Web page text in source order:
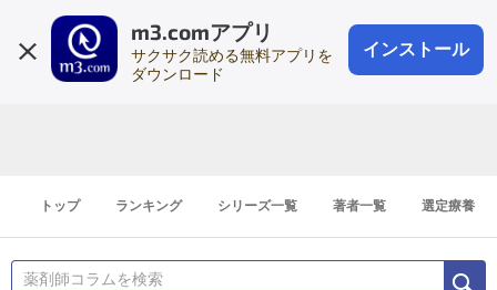
m3.comアプリ
サクサク読める無料アプリを
ダウンロード
インストール
会員登録
登録1分
トップ ランキング シリーズ一覧 著者一覧 選定療養